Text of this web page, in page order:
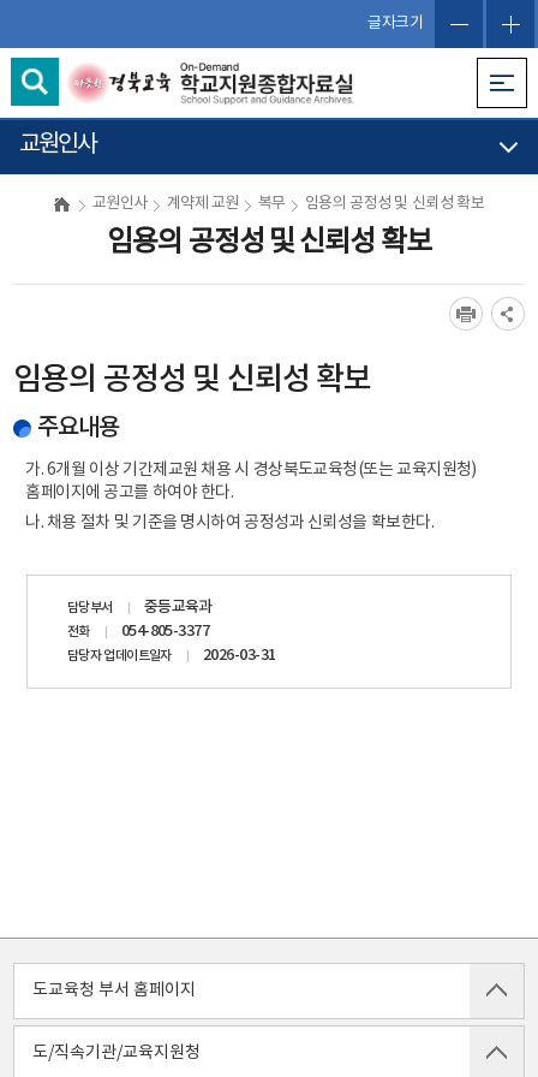
글자크기
교원인사
교원인사 계약제 교원 복무 임용의 공정성 및 신뢰성 확보
임용의 공정성 및 신뢰성 확보
임용의 공정성 및 신뢰성 확보
주요내용
가. 6개월 이상 기간제교원 채용 시 경상북도교육청(또는 교육지원청)
홈페이지에 공고를 하여야 한다.
나. 채용 절차 및 기준을 명시하여 공정성과 신뢰성을 확보한다.
담당부서 중등교육과
전화 054-805-3377
담당자 업데이트일자 2026-03-31
도교육청 부서 홈페이지
도/직속기관/교육지원청